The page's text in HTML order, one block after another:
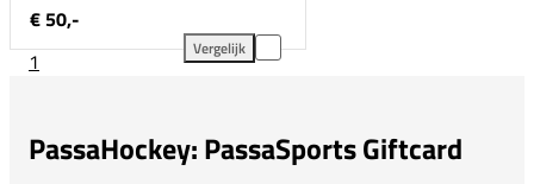
€ 50,-
Vergelijk
PassaSports Digitale Giftcard €50,- toevoegen aan
1
PassaHockey: PassaSports Giftcard